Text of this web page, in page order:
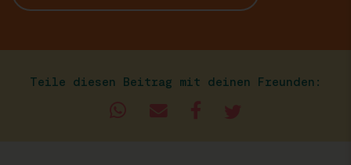
Teile diesen Beitrag mit deinen Freunden: